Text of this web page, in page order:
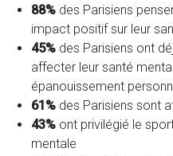
88% des Parisiens
impact positif sur leur
45% des Parisiens ont
affecter leur santé
épanouissement
61% des Parisiens sont
43% ont privilégié le
mentale